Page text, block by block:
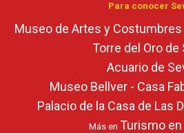
Para conocer
Museo de Artes y
Torre del Oro de
Acuario de
Museo Bellver - Casa
Palacio de la Casa de Las
Más en Turismo en